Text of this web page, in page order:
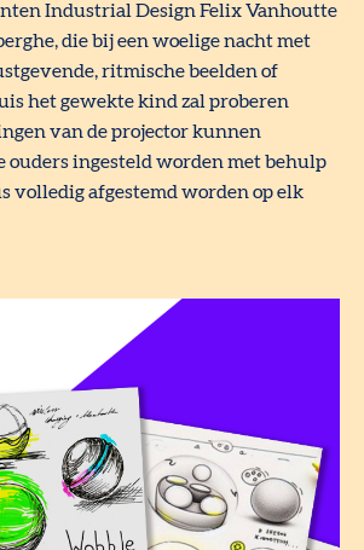
Industrial Design Felix Vanhoutte
die bij een woelige nacht met
ritmische beelden of
het gewekte kind zal proberen
van de projector kunnen
ouders ingesteld worden met behulp
volledig afgestemd worden op elk